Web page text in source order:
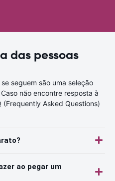
das pessoas
seguem são uma seleção
não encontre resposta à
(Frequently Asked Questions)
ao pegar um